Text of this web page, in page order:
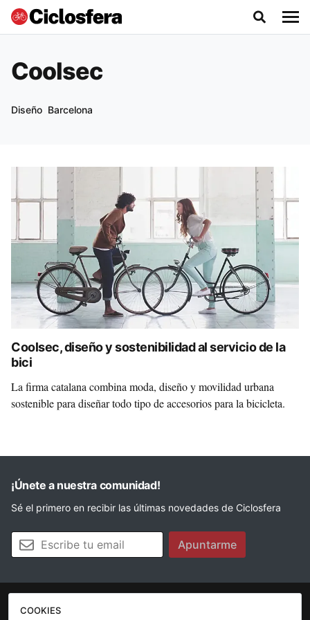
Coolsec
Diseño Barcelona
Coolsec, diseño y sostenibilidad al servicio de la
bici
La firma catalana combina moda, diseño y movilidad urbana
sostenible para diseñar todo tipo de accesorios para la bicicleta.
¡Únete a nuestra comunidad!
Sé el primero en recibir las últimas novedades de Ciclosfera
Tu email Apuntarme
La revista
COOKIES